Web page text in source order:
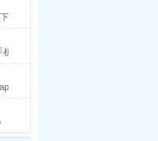
载
追踪寻人）